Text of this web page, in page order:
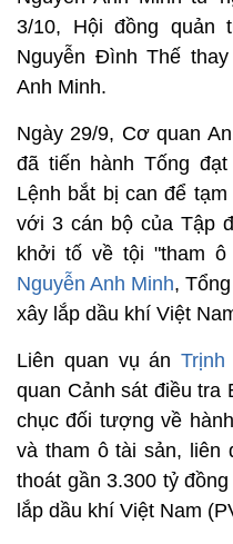
3/10, Hội đồng quản
Nguyễn Đình Thế
Anh Minh.
Ngày 29/9, Cơ quan
đã tiến hành Tống
Lệnh bắt bị can để
với 3 cán bộ của Tập
khởi tố về tội "tham
Nguyễn Anh Minh,
xây lắp dầu khí Việt
Liên quan vụ ánTrịnh
quan Cảnh sát điều tra
chục đối tượng về
và tham ô tài sản, liên
thoát gần 3.300 tỷ
lắp dầu khí Việt Nam